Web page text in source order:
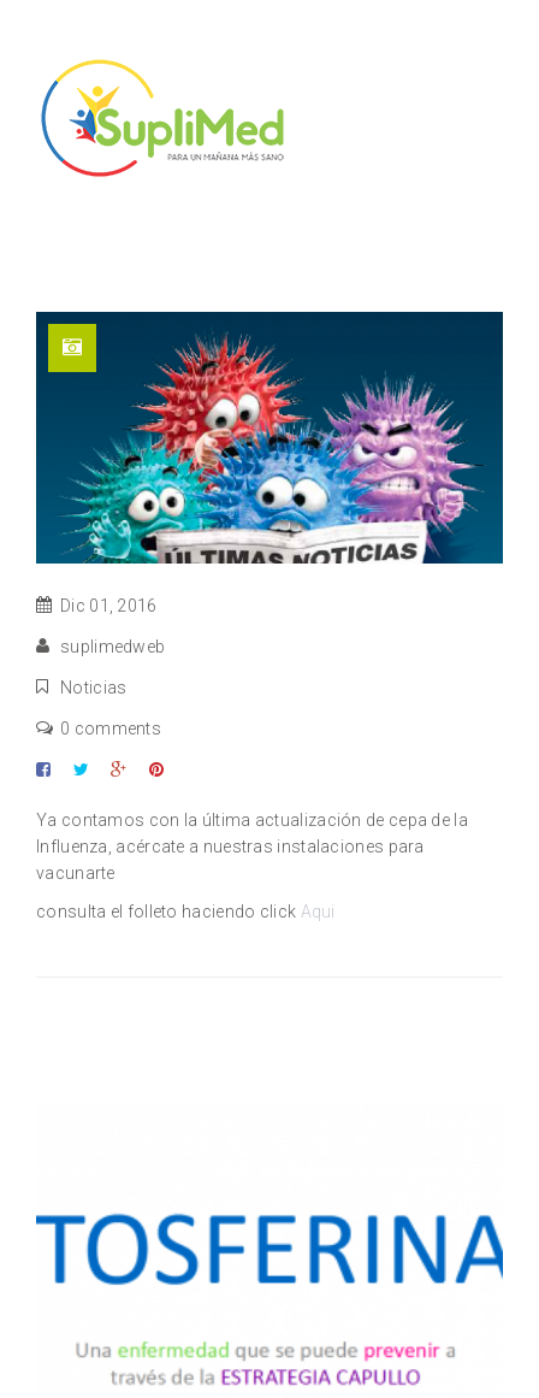
Dic 01, 2016
suplimedweb
Noticias
0 comments
Ya contamos con la última actualización de cepa de la
Influenza, acércate a nuestras instalaciones para
vacunarte
consulta el folleto haciendo click Aqui